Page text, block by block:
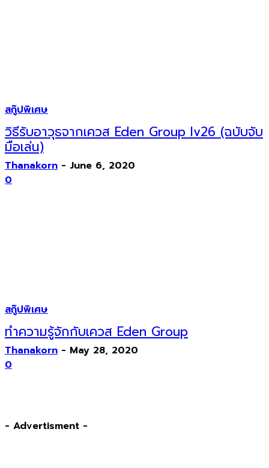
สกู๊ปพิเศษ
วิธีรับอาวุธจากเควส Eden Group lv26 (ฉบับจับ
มือเล่น)
Thanakorn - June 6, 2020
0
สกู๊ปพิเศษ
ทำความรู้จักกับเควส Eden Group
Thanakorn - May 28, 2020
0
- Advertisment -